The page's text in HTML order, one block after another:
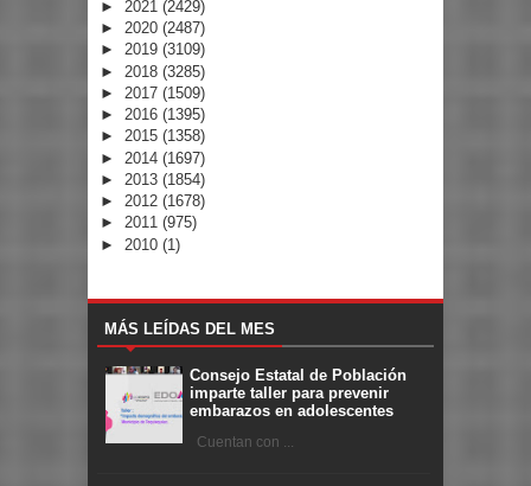
► 2021 (2429)
► 2020 (2487)
► 2019 (3109)
► 2018 (3285)
► 2017 (1509)
► 2016 (1395)
► 2015 (1358)
► 2014 (1697)
► 2013 (1854)
► 2012 (1678)
► 2011 (975)
► 2010 (1)
MÁS LEÍDAS DEL MES
Consejo Estatal de Población
imparte taller para prevenir
embarazos en adolescentes
Cuentan con ...